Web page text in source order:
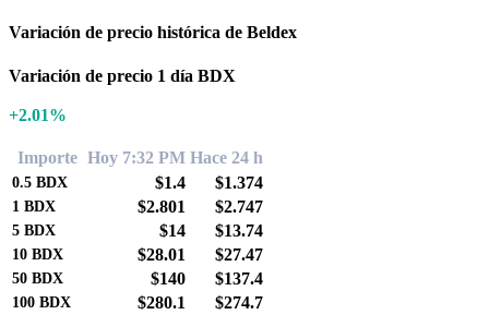
Variación de precio histórica de Beldex
Variación de precio 1 día BDX
+2.01%
Importe Hoy 7:32 PM Hace 24 h
0.5 BDX $1.4 $1.374
1 BDX $2.801 $2.747
5 BDX $14 $13.74
10 BDX $28.01 $27.47
50 BDX $140 $137.4
100 BDX $280.1 $274.7